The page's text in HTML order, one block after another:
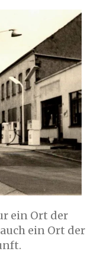
ein Ort der
ein Ort der